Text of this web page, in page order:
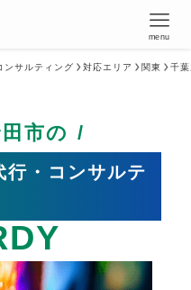
menu
サルティング 対応エリア 関東 千
市の
・コンサルテ